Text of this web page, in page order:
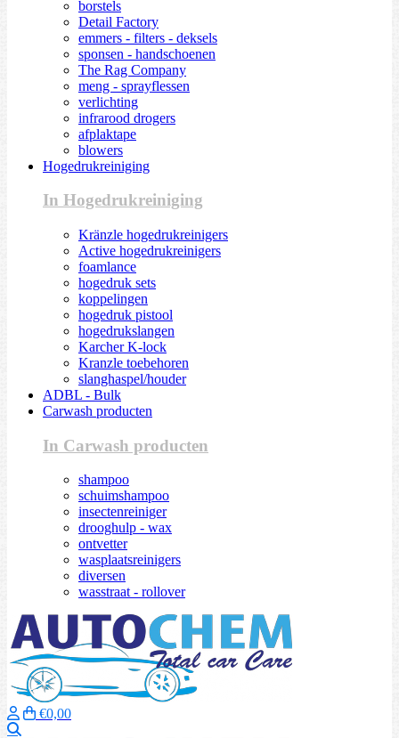
borstels
Detail Factory
emmers - filters - deksels
sponsen - handschoenen
The Rag Company
meng - sprayflessen
verlichting
infrarood drogers
afplaktape
blowers
Hogedrukreiniging
In Hogedrukreiniging
Kränzle hogedrukreinigers
Active hogedrukreinigers
foamlance
hogedruk sets
koppelingen
hogedruk pistool
hogedrukslangen
Karcher K-lock
Kranzle toebehoren
slanghaspel/houder
ADBL - Bulk
Carwash producten
In Carwash producten
shampoo
schuimshampoo
insectenreiniger
drooghulp - wax
ontvetter
wasplaatsreinigers
diversen
wasstraat - rollover
€0,00